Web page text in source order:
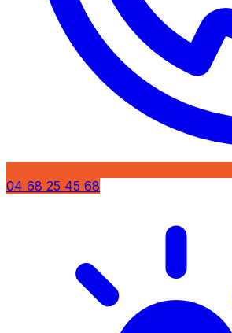
04 68 25 45 68